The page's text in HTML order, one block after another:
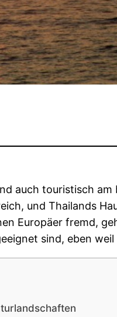
auch touristisch
und Thailands
Europäer fremd,
sind, eben